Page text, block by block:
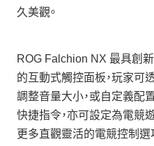
久美觀。
ROG Falchion NX 最具創
的互動式觸控面板，玩家可
調整音量大小，或自定義配
快捷指令，亦可設定為電競
更多直觀靈活的電競控制選